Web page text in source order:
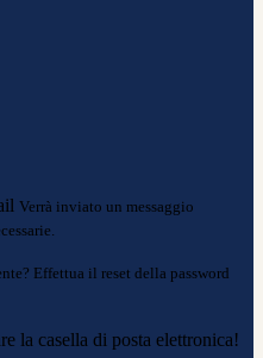
Verrà inviato un messaggio
Effettua il reset della password
la casella di posta elettronica!